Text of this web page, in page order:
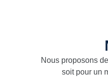
Nous proposons
soit pour un